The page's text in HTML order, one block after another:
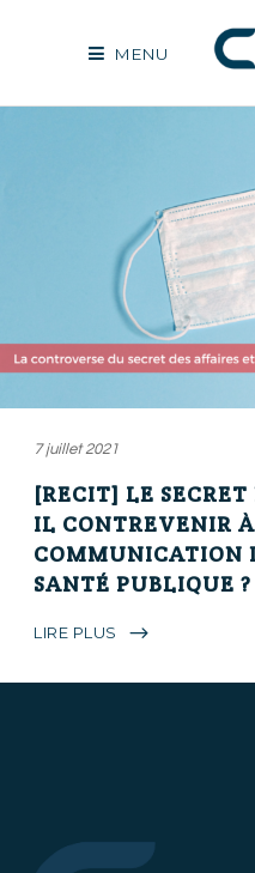
MENU
7 juillet 2021
[RECIT] LE
IL CONTREVENIR
COMMUNICATION
SANTÉ PUBLIQUE ?
LIRE PLUS